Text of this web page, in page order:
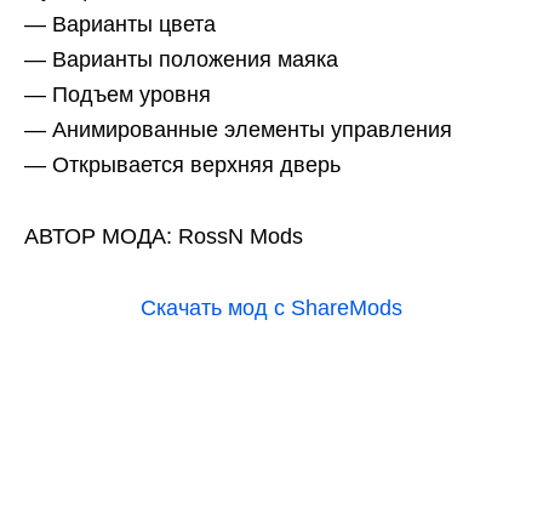
— Варианты цвета
— Варианты положения маяка
— Подъем уровня
— Анимированные элементы управления
— Открывается верхняя дверь
АВТОР МОДА: RossN Mods
Скачать мод с ShareMods